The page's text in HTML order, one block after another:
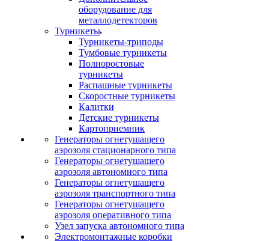
оборудование для
металлодетекторов
Турникеты
Турникеты-триподы
Тумбовые турникеты
Полноростовые
турникеты
Распашные турникеты
Скоростные турникеты
Калитки
Детские турникеты
Картоприемник
Генераторы огнетушащего
аэрозоля стационарного типа
Генераторы огнетушащего
аэрозоля автономного типа
Генераторы огнетушащего
аэрозоля транспортного типа
Генераторы огнетушащего
аэрозоля оперативного типа
Узел запуска автономного типа
Электромонтажные коробки